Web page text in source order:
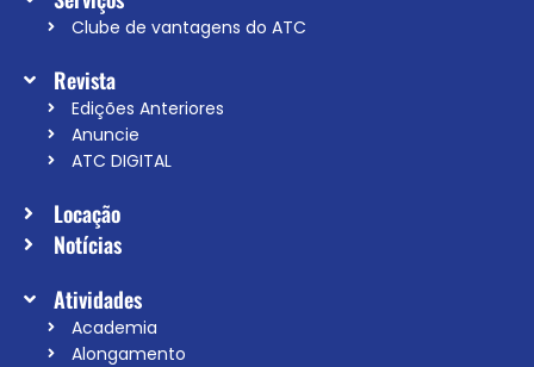
Clube de vantagens do ATC
Revista
Edições Anteriores
Anuncie
ATC DIGITAL
Locação
Notícias
Atividades
Academia
Alongamento